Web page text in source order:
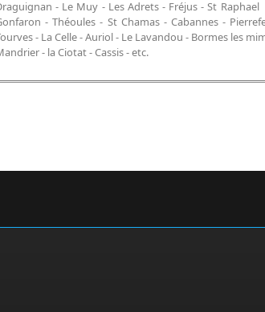
- Le Muy - Les Adrets - Fréjus - St
- Théoules - St Chamas - Cabannes -
- La Celle - Auriol - Le Lavandou - Bormes les
- la Ciotat - Cassis - etc.